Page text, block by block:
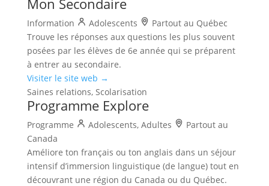
Mon Secondaire
Information Adolescents
Partout au Québec
Trouve les réponses aux questions les plus souvent
posées par les élèves de 6e année qui se préparent
à entrer au secondaire.
Visiter le site web →
Saines relations, Scolarisation
Programme Explore
Programme Adolescents, Adultes
Partout au
Canada
Améliore ton français ou ton anglais dans un séjour
intensif d’immersion linguistique (de langue) tout en
découvrant une région du Canada ou du Québec.